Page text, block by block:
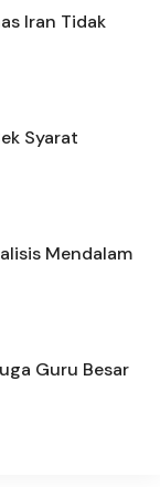
Iran Tidak
Syarat
Mendalam
Guru Besar